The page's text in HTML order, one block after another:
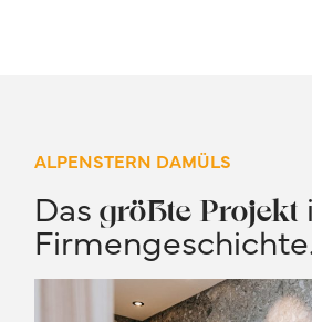
ALPENSTERN DAMÜLS
Das größte Projekt